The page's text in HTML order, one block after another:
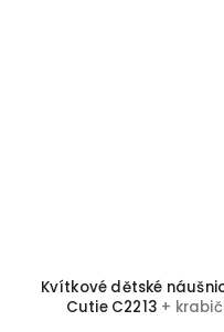
Kvítkové dětské
Cutie C2213 +